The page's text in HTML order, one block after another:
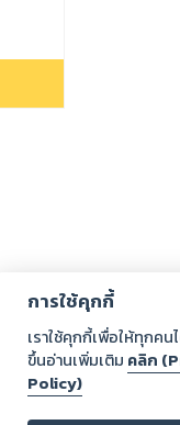
ร่วมงานกับเรา
ดสิทธิในทรัพย์สินทางปัญ
การใช้คุกกี้
เราใช้คุกกี้เพื่อให้ทุกค
ขึ้นอ่านเพิ่มเติม คลิก
Policy)